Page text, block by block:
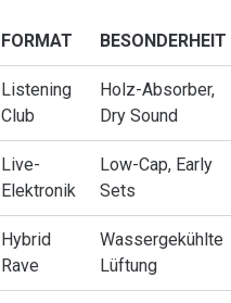
FORMAT BESONDERHEIT
Listening
Club
Holz-Absorber,
Dry Sound
Live-
Elektronik
Low-Cap, Early
Sets
Hybrid
Rave
Wassergekühlte
Lüftung